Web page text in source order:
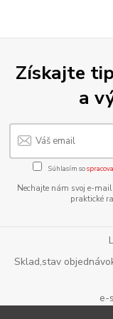
Získajte
a
Súhlasím so
Nechajte nám svoj e-mail
praktické
Sklad,stav
e-